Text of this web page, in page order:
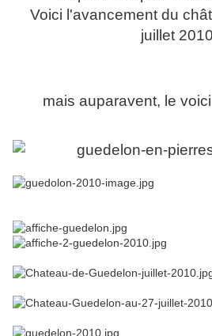
Voici l'avancement du
juillet 2010
mais auparavent, le voici